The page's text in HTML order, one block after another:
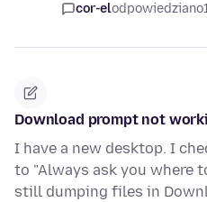
cor-elodpowiedziano
Download prompt not
I have a new desktop. I
to "Always ask you where
still dumping files in